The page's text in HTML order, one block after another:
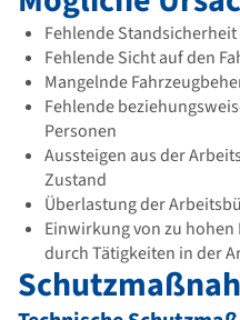
Fehlende Standsicherheit
Fehlende Sicht auf den
Mangelnde
Fehlende
Personen
Aussteigen aus der
Zustand
Überlastung der
Einwirkung von zu
durch Tätigkeiten in der